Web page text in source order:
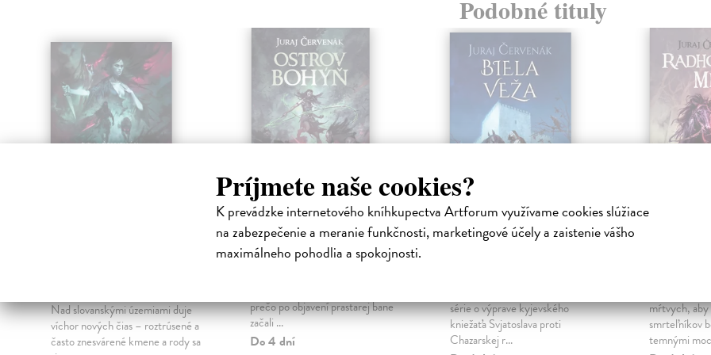
Príjmete naše cookies?
K prevádzke internetového kníhkupectva Artforum využívame cookies slúžiace
na zabezpečenie a meranie funkčnosti, marketingové účely a zaistenie vášho
maximálneho pohodlia a spokojnosti.
Podobné tituly
Nad slovanskými územiami duje
víchor nových čias – roztrúsené a
často znesvárené kmene a rody sa
Ostrov bohýň
Červenák Juraj| Kniha
prečo po objavení prastarej bane
začali ...
Do 4 dní
Biela veža. Bohatier
série o výprave kyjevského
kniežaťa Svjatoslava proti
Chazarskej r...
mŕtvych, aby
smrteľníkov
temnými